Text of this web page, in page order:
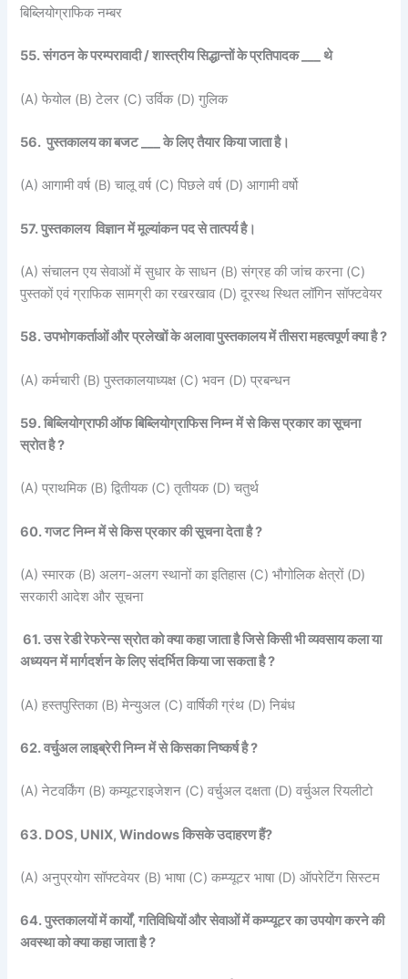
बिब्लियोग्राफिक नम्बर
55. संगठन के परम्परावादी / शास्त्रीय सिद्धान्तों के प्रतिपादक ___ थे
(A) फेयोल (B) टेलर (C) उर्विक (D) गुलिक
56. पुस्तकालय का बजट ___ के लिए तैयार किया जाता है।
(A) आगामी वर्ष (B) चालू वर्ष (C) पिछले वर्ष (D) आगामी वर्षो
57. पुस्तकालय विज्ञान में मूल्यांकन पद से तात्पर्य है।
(A) संचालन एय सेवाओं में सुधार के साधन (B) संग्रह की जांच करना (C)
पुस्तकों एवं ग्राफिक सामग्री का रखरखाव (D) दूरस्थ स्थित लॉगिन सॉफ्टवेयर
58. उपभोगकर्ताओं और प्रलेखों के अलावा पुस्तकालय में तीसरा महत्वपूर्ण क्या है ?
(A) कर्मचारी (B) पुस्तकालयाध्यक्ष (C) भवन (D) प्रबन्धन
59. बिब्लियोग्राफी ऑफ बिब्लियोग्राफिस निम्न में से किस प्रकार का सूचना
स्रोत है ?
(A) प्राथमिक (B) द्वितीयक (C) तृतीयक (D) चतुर्थ
60. गजट निम्न में से किस प्रकार की सूचना देता है ?
(A) स्मारक (B) अलग-अलग स्थानों का इतिहास (C) भौगोलिक क्षेत्रों (D)
सरकारी आदेश और सूचना
61. उस रेडी रेफरेन्स स्रोत को क्या कहा जाता है जिसे किसी भी व्यवसाय कला या
अध्ययन में मार्गदर्शन के लिए संदर्भित किया जा सकता है ?
(A) हस्तपुस्तिका (B) मेन्युअल (C) वार्षिकी ग्रंथ (D) निबंध
62. वर्चुअल लाइब्रेरी निम्न में से किसका निष्कर्ष है ?
(A) नेटवर्किंग (B) कम्यूटराइजेशन (C) वर्चुअल दक्षता (D) वर्चुअल रियलीटो
63. DOS, UNIX, Windows किसके उदाहरण हैं?
(A) अनुप्रयोग सॉफ्टवेयर (B) भाषा (C) कम्प्यूटर भाषा (D) ऑपरेटिंग सिस्टम
64. पुस्तकालयों में कार्यों, गतिविधियों और सेवाओं में कम्प्यूटर का उपयोग करने की
अवस्था को क्या कहा जाता है ?